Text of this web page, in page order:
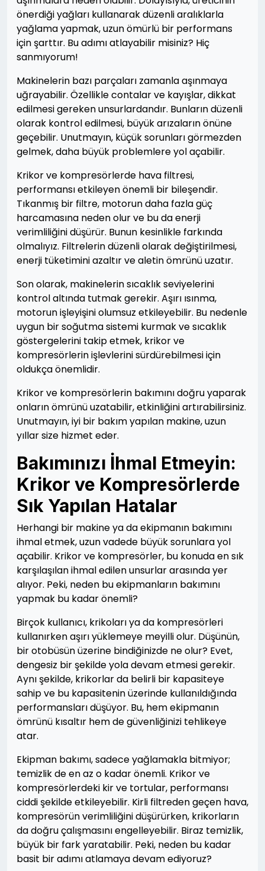
önerdiği yağları kullanarak düzenli aralıklarla
yağlama yapmak, uzun ömürlü bir performans
için şarttır. Bu adımı atlayabilir misiniz? Hiç
sanmıyorum!
Makinelerin bazı parçaları zamanla aşınmaya
uğrayabilir. Özellikle contalar ve kayışlar, dikkat
edilmesi gereken unsurlardandır. Bunların düzenli
olarak kontrol edilmesi, büyük arızaların önüne
geçebilir. Unutmayın, küçük sorunları görmezden
gelmek, daha büyük problemlere yol açabilir.
Krikor ve kompresörlerde hava filtresi,
performansı etkileyen önemli bir bileşendir.
Tıkanmış bir filtre, motorun daha fazla güç
harcamasına neden olur ve bu da enerji
verimliliğini düşürür. Bunun kesinlikle farkında
olmalıyız. Filtrelerin düzenli olarak değiştirilmesi,
enerji tüketimini azaltır ve aletin ömrünü uzatır.
Son olarak, makinelerin sıcaklık seviyelerini
kontrol altında tutmak gerekir. Aşırı ısınma,
motorun işleyişini olumsuz etkileyebilir. Bu nedenle
uygun bir soğutma sistemi kurmak ve sıcaklık
göstergelerini takip etmek, krikor ve
kompresörlerin işlevlerini sürdürebilmesi için
oldukça önemlidir.
Krikor ve kompresörlerin bakımını doğru yaparak
onların ömrünü uzatabilir, etkinliğini artırabilirsiniz.
Unutmayın, iyi bir bakım yapılan makine, uzun
yıllar size hizmet eder.
Bakımınızı İhmal Etmeyin:
Krikor ve Kompresörlerde
Sık Yapılan Hatalar
Herhangi bir makine ya da ekipmanın bakımını
ihmal etmek, uzun vadede büyük sorunlara yol
açabilir. Krikor ve kompresörler, bu konuda en sık
karşılaşılan ihmal edilen unsurlar arasında yer
alıyor. Peki, neden bu ekipmanların bakımını
yapmak bu kadar önemli?
Birçok kullanıcı, krikoları ya da kompresörleri
kullanırken aşırı yüklemeye meyilli olur. Düşünün,
bir otobüsün üzerine bindiğinizde ne olur? Evet,
dengesiz bir şekilde yola devam etmesi gerekir.
Aynı şekilde, krikorlar da belirli bir kapasiteye
sahip ve bu kapasitenin üzerinde kullanıldığında
performansları düşüyor. Bu, hem ekipmanın
ömrünü kısaltır hem de güvenliğinizi tehlikeye
atar.
Ekipman bakımı, sadece yağlamakla bitmiyor;
temizlik de en az o kadar önemli. Krikor ve
kompresörlerdeki kir ve tortular, performansı
ciddi şekilde etkileyebilir. Kirli filtreden geçen hava,
kompresörün verimliliğini düşürürken, krikorların
da doğru çalışmasını engelleyebilir. Biraz temizlik,
büyük bir fark yaratabilir. Peki, neden bu kadar
basit bir adımı atlamaya devam ediyoruz?